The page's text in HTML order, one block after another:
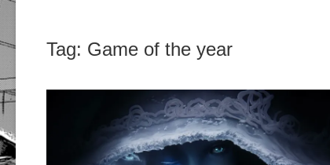
Tag: Game of the year